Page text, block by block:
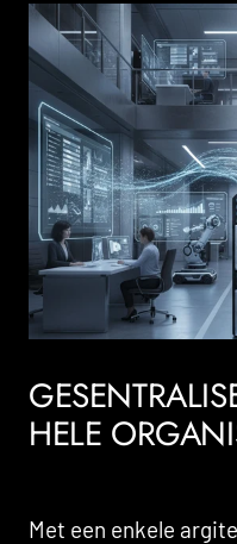
HELE
Met een enkele